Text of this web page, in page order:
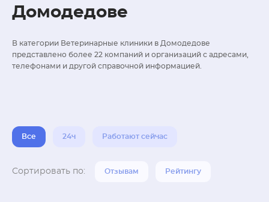
Домодедове
В категории Ветеринарные клиники в Домодедове
представлено более 22 компаний и организаций с адресами,
телефонами и другой справочной информацией.
Все 24ч Работают сейчас
Сортировать по: Отзывам Рейтингу